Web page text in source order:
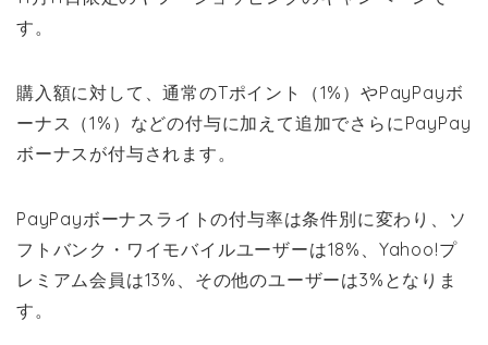
す。
購入額に対して、通常のTポイント（1%）やPayPayボ
ーナス（1%）などの付与に加えて追加でさらにPayPay
ボーナスが付与されます。
PayPayボーナスライトの付与率は条件別に変わり、ソ
フトバンク・ワイモバイルユーザーは18%、Yahoo!プ
レミアム会員は13%、その他のユーザーは3%となりま
す。